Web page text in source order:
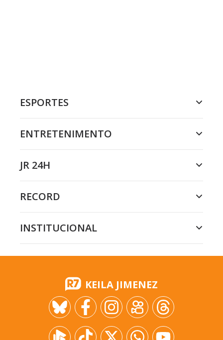
ESPORTES
ENTRETENIMENTO
JR 24H
RECORD
INSTITUCIONAL
KEILA JIMENEZ